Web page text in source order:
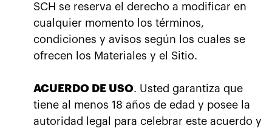
SCH se reserva el derecho a modificar en
cualquier momento los términos,
condiciones y avisos según los cuales se
ofrecen los Materiales y el Sitio.
ACUERDO DE USO. Usted garantiza que
tiene al menos 18 años de edad y posee la
autoridad legal para celebrar este acuerdo y